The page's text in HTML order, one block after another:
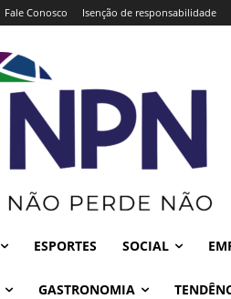
Fale Conosco Isenção de responsabilidade
ESPORTES SOCIAL
GASTRONOMIA